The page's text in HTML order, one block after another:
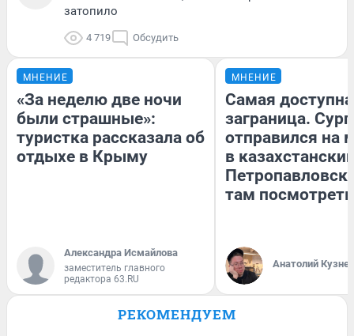
затопило
4 719 Обсудить
МНЕНИЕ
«За неделю две ночи
были страшные»:
туристка рассказала об
отдыхе в Крыму
Александра Исмайлова
заместитель главного
редактора 63.RU
МНЕНИЕ
Самая
заграница.
отправился на
в
там посмотреть
Анатолий
РЕКОМЕНДУЕМ